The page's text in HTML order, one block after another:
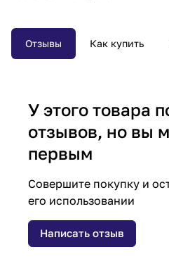
Отзывы Как купить
У этого товара
отзывов, но вы
первым
Совершите покупку и
его использовании
Написать отзыв